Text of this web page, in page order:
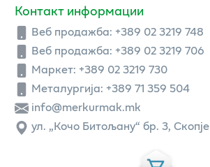
Контакт информации
Веб продажба: +389 02 3219 748
Веб продажба: +389 02 3219 706
Маркет: +389 02 3219 730
Металургија: +389 71 359 504
info@merkurmak.mk
ул. „Кочо Битољану“ бр. 3, Скопје